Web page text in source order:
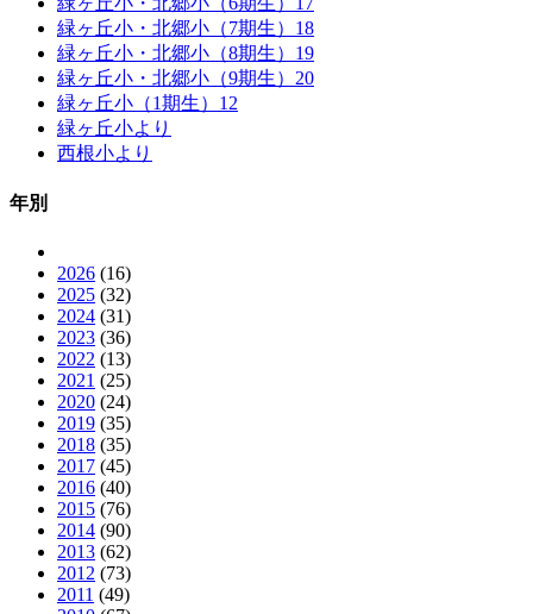
緑ヶ丘小・北郷小（7期生）18
緑ヶ丘小・北郷小（8期生）19
緑ヶ丘小・北郷小（9期生）20
緑ヶ丘小（1期生）12
緑ヶ丘小より
西根小より
年別
2026 (16)
2025 (32)
2024 (31)
2023 (36)
2022 (13)
2021 (25)
2020 (24)
2019 (35)
2018 (35)
2017 (45)
2016 (40)
2015 (76)
2014 (90)
2013 (62)
2012 (73)
2011 (49)